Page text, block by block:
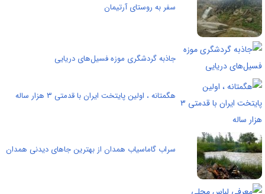
سفر به روستای آرتيمان
جاذبه گردشگری موزه فسیل‌های دریایی
هگمتانه ، اولین پایتخت ایران با قدمتی ۳ هزار ساله
سراب گاماسیاب همدان از بهترین جاهای دیدنی همدان